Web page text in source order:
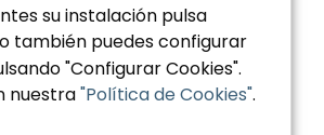
Aviso Legal
Política de Cookies
Accesibilidad
su instalación pulsa
también puedes configurar
"Configurar Cookies".
nuestra"Política de Cookies".